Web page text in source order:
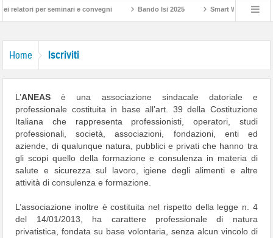
per seminari e convegni Bando Isi 2025 Smart Working: Nuove
Home Iscriviti
L’ANEAS è una associazione sindacale datoriale e
professionale costituita in base all’art. 39 della Costituzione
Italiana che rappresenta professionisti, operatori, studi
professionali, società, associazioni, fondazioni, enti ed
aziende, di qualunque natura, pubblici e privati che hanno tra
gli scopi quello della formazione e consulenza in materia di
salute e sicurezza sul lavoro, igiene degli alimenti e altre
attività di consulenza e formazione.
L’associazione inoltre è costituita nel rispetto della legge n. 4
del 14/01/2013, ha carattere professionale di natura
privatistica, fondata su base volontaria, senza alcun vincolo di